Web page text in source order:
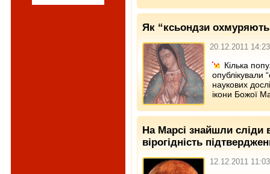
Як “ксьондзи
20.12.2011 14:23
Кілька
опублікували
наукових
ікони Божої
На Марсі знайшли сліди
вірогідність
12.12.2011 11:03